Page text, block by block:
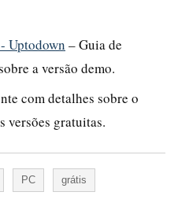
Uptodown – Guia de
a versão demo.
com detalhes sobre o
versões gratuitas.
PC grátis